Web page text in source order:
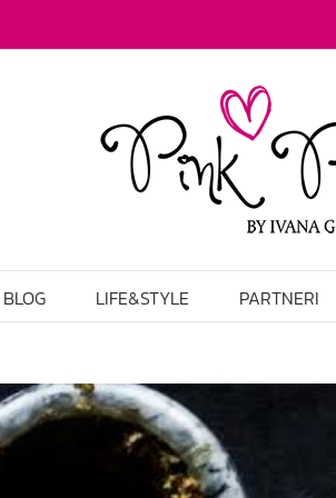
BLOG LIFE&STYLE PARTNERI